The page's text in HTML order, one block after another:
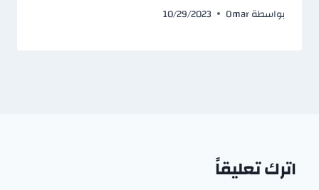
بواسطةOmar
10/29/2023
اترك تعليقاً